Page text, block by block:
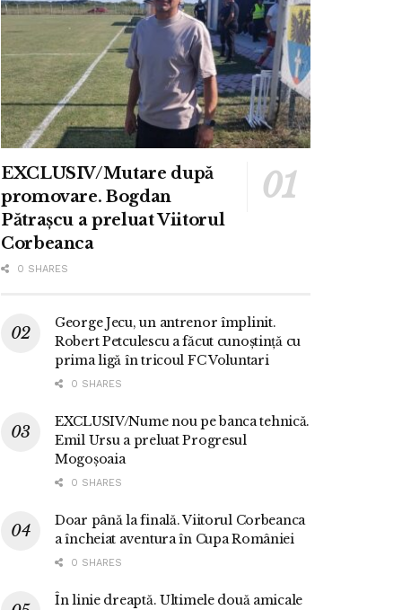
EXCLUSIV/Mutare după
promovare. Bogdan
Pătrașcu a preluat Viitorul
Corbeanca
0 SHARES
George Jecu, un antrenor împlinit.
Robert Petculescu a făcut cunoștință cu
prima ligă în tricoul FC Voluntari
0 SHARES
EXCLUSIV/Nume nou pe banca tehnică.
Emil Ursu a preluat Progresul
Mogoșoaia
0 SHARES
Doar până la finală. Viitorul Corbeanca
a încheiat aventura în Cupa României
0 SHARES
În linie dreaptă. Ultimele două amicale